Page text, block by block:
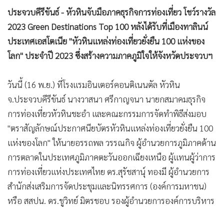
วิทยาศาสตร์
• SMEs
• หุ้น
• อินโดจีน
• Celeb Online
• Factcheck
• ญี่ปุ่น
• News1
• Gotomanager
ประจวบคีรีขันธ์ - หัวหินจับมือภาคธุรกิจการท่องเที่ยว โชว์รางวัล
2023 Green Destinations Top 100 หลังได้รับที่เมืองทาลินน์
ประเทศเอสโตเนีย "หัวหินแหล่งท่องเที่ยวยั่งยืน 100 แห่งของ
โลก" ประจำปี 2023 ซึ่งสร้างความภาคภูมิใจให้จังหวัดประจวบฯ
วันนี้ (16 พ.ย.) ที่โรงแรมอินเตอร์คอนติเนนตัล หัวหิน
จ.ประจวบคีรีขันธ์ นางวาสนา ศรีกาญจนา นายกสมาคมธุรกิจ
การท่องเที่ยวหัวหินชะอำ และคณะกรรมการจัดทำพิธีส่งมอบ
"ตราสัญลักษณ์ประกาศนียบัตรหัวหินแหล่งท่องเที่ยวยั่งยืน 100
แห่งของโลก" ให้นายอรรถพล วรรณกิจ ผู้อำนวยการภูมิภาคด้าน
การตลาดในประเทศภูมิภาคตะวันออกเฉียงเหนือ ผู้แทนผู้ว่าการ
การท่องเที่ยวแห่งประเทศไทย ดร.สุรัชสานุ์ ทองมี ผู้อำนวยการ
สำนักส่งเสริมการจัดประชุมและนิทรรศการ (องค์การมหาชน)
หรือ สสปน. ดร.ชูวิทย์ มิตรชอบ รองผู้อำนวยการองค์การบริหาร